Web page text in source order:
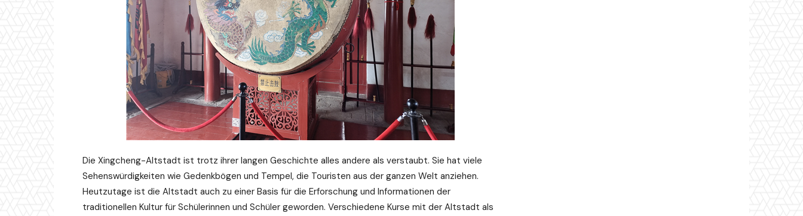
Die Xingcheng-Altstadt ist trotz ihrer langen Geschichte alles andere als verstaubt. Sie hat viele
Sehenswürdigkeiten wie Gedenkbögen und Tempel, die Touristen aus der ganzen Welt anziehen.
Heutzutage ist die Altstadt auch zu einer Basis für die Erforschung und Informationen der
traditionellen Kultur für Schülerinnen und Schüler geworden. Verschiedene Kurse mit der Altstadt als